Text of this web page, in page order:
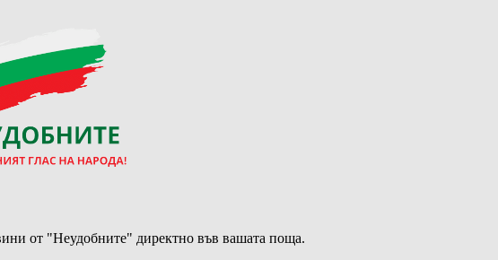
от "Неудобните" директно във вашата поща.